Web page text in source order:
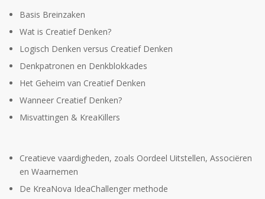
Basis Breinzaken
Wat is Creatief Denken?
Logisch Denken versus Creatief Denken
Denkpatronen en Denkblokkades
Het Geheim van Creatief Denken
Wanneer Creatief Denken?
Misvattingen & KreaKillers
Creatieve vaardigheden, zoals Oordeel Uitstellen, Associëren
en Waarnemen
De KreaNova IdeaChallenger methode